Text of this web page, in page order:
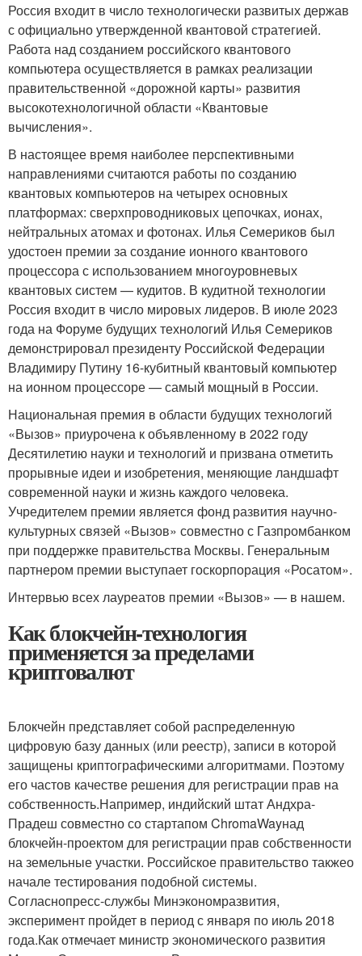
Россия входит в число технологически развитых держав
с официально утвержденной квантовой стратегией.
Работа над созданием российского квантового
компьютера осуществляется в рамках реализации
правительственной «дорожной карты» развития
высокотехнологичной области «Квантовые
вычисления».
В настоящее время наиболее перспективными
направлениями считаются работы по созданию
квантовых компьютеров на четырех основных
платформах: сверхпроводниковых цепочках, ионах,
нейтральных атомах и фотонах. Илья Семериков был
удостоен премии за создание ионного квантового
процессора с использованием многоуровневых
квантовых систем — кудитов. В кудитной технологии
Россия входит в число мировых лидеров. В июле 2023
года на Форуме будущих технологий Илья Семериков
демонстрировал президенту Российской Федерации
Владимиру Путину 16-кубитный квантовый компьютер
на ионном процессоре — самый мощный в России.
Национальная премия в области будущих технологий
«Вызов» приурочена к объявленному в 2022 году
Десятилетию науки и технологий и призвана отметить
прорывные идеи и изобретения, меняющие ландшафт
современной науки и жизнь каждого человека.
Учредителем премии является фонд развития научно-
культурных связей «Вызов» совместно с Газпромбанком
при поддержке правительства Москвы. Генеральным
партнером премии выступает госкорпорация «Росатом».
Интервью всех лауреатов премии «Вызов» — в нашем.
Как блокчейн-технология
применяется за пределами
криптовалют
Блокчейн представляет собой распределенную
цифровую базу данных (или реестр), записи в которой
защищены криптографическими алгоритмами. Поэтому
его частов качестве решения для регистрации прав на
собственность.Например, индийский штат Андхра-
Прадеш совместно со стартапом ChromaWayнад
блокчейн-проектом для регистрации прав собственности
на земельные участки. Российское правительство такжео
начале тестирования подобной системы.
Согласнопресс-службы Минэкономразвития,
эксперимент пройдет в период с января по июль 2018
года.Как отмечает министр экономического развития